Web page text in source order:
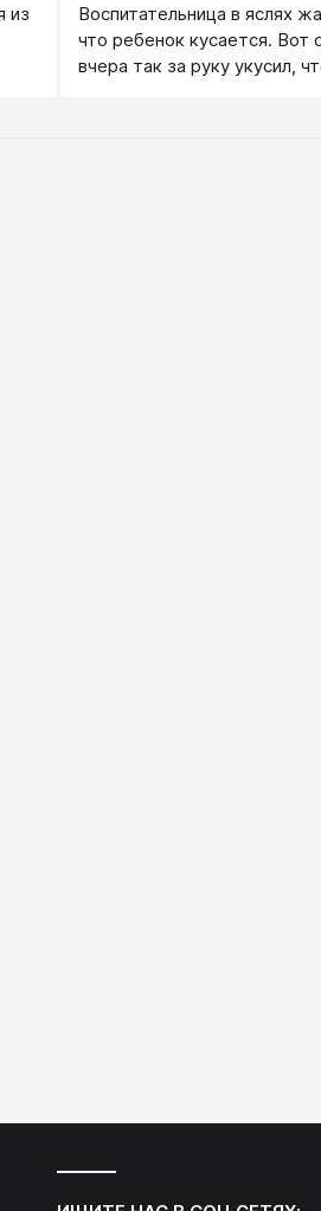
из
Воспитательница в яслях
что ребенок кусается. Вот
вчера так за руку укусил,